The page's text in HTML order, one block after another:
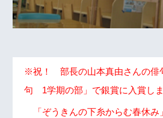
※祝！ 部長の山本真由さんの俳
句 1学期の部」で銀賞に入賞しま
「ぞうきんの下糸からむ春休み